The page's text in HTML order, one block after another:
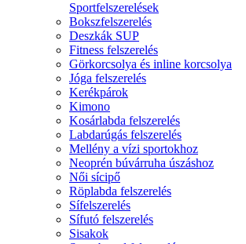
Sportfelszerelések
Bokszfelszerelés
Deszkák SUP
Fitness felszerelés
Görkorcsolya és inline korcsolya
Jóga felszerelés
Kerékpárok
Kimono
Kosárlabda felszerelés
Labdarúgás felszerelés
Mellény a vízi sportokhoz
Neoprén búvárruha úszáshoz
Női sícipő
Röplabda felszerelés
Sífelszerelés
Sífutó felszerelés
Sisakok